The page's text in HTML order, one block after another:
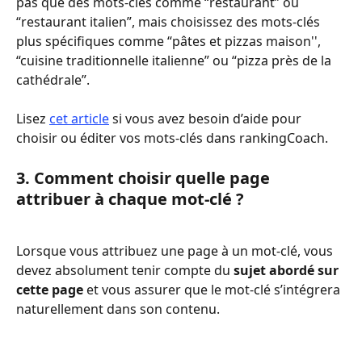
“restaurant italien”, mais choisissez des mots-clés
plus spécifiques comme “pâtes et pizzas maison'',
“cuisine traditionnelle italienne” ou “pizza près de la
cathédrale”.
Lisez cet article si vous avez besoin d’aide pour
choisir ou éditer vos mots-clés dans rankingCoach.
3. Comment choisir quelle page
attribuer à chaque mot-clé ?
Lorsque vous attribuez une page à un mot-clé, vous
devez absolument tenir compte du sujet abordé sur
cette page et vous assurer que le mot-clé s’intégrera
naturellement dans son contenu.